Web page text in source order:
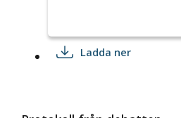
Ladda ner